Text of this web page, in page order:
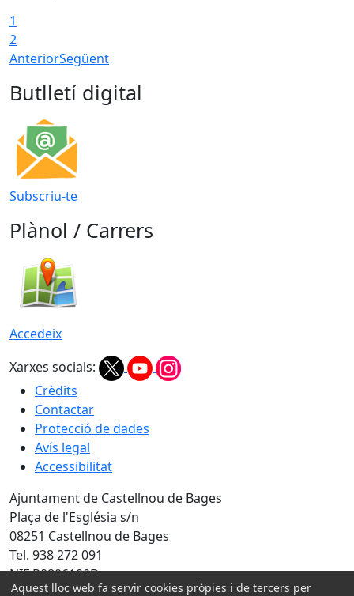
1
2
AnteriorSegüent
Butlletí digital
Subscriu-te
Plànol / Carrers
Accedeix
Xarxes socials:
Crèdits
Contactar
Protecció de dades
Avís legal
Accessibilitat
Ajuntament de Castellnou de Bages
Plaça de l'Església s/n
08251 Castellnou de Bages
Tel. 938 272 091
NIF P0806100D
Aquest lloc web fa servir cookies pròpies i de tercers per